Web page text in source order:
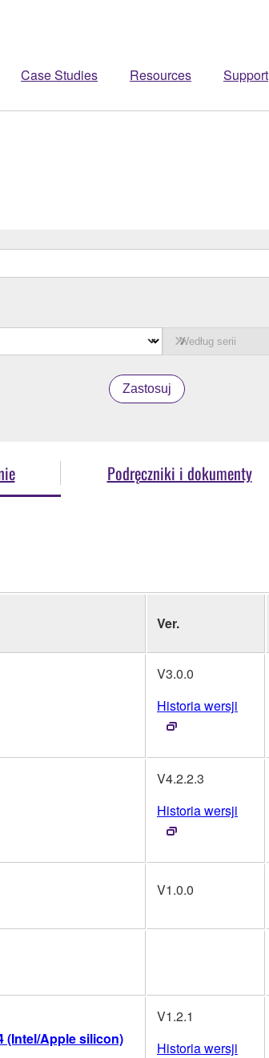
Case Studies Resources Support
Zastosuj
Podręczniki i dokumenty
Ver.
V3.0.0
Historia wersji
V4.2.2.3
Historia wersji
V1.0.0
(Intel/Apple silicon)
V1.2.1
Historia wersji